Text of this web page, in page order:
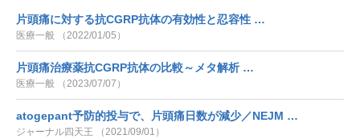
片頭痛に対する抗CGRP抗体の有効性と忍容性 …
医療一般 （2022/01/05）
片頭痛治療薬抗CGRP抗体の比較～メタ解析 …
医療一般 （2023/07/07）
atogepant予防的投与で、片頭痛日数が減少／NEJM …
ジャーナル四天王 （2021/09/01）